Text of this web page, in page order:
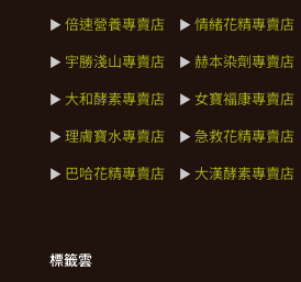
► 倍速營養專賣店 ► 情緒花精專賣店
► 宇勝淺山專賣店 ► 赫本染劑專賣店
► 大和酵素專賣店 ► 女寶福康專賣店
► 理膚寶水專賣店 ► 急救花精專賣店
► 巴哈花精專賣店 ► 大漢酵素專賣店
標籤雲